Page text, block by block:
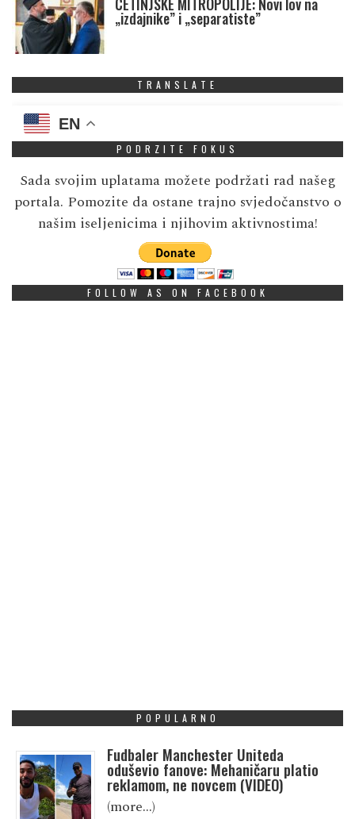
CETINJSKE MITROPOLIJE: Novi lov na
„izdajnike” i „separatiste”
TRANSLATE
EN
PODRZITE FOKUS
Sada svojim uplatama možete podržati rad našeg
portala. Pomozite da ostane trajno svjedočanstvo o
našim iseljenicima i njihovim aktivnostima!
FOLLOW AS ON FACEBOOK
POPULARNO
Fudbaler Manchester Uniteda
oduševio fanove: Mehaničaru platio
reklamom, ne novcem (VIDEO)
(more…)